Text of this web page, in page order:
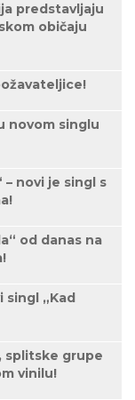
predstavljaju
običaju
novom singlu
novi je singl s
od danas na
singl „Kad
splitske grupe
vinilu!